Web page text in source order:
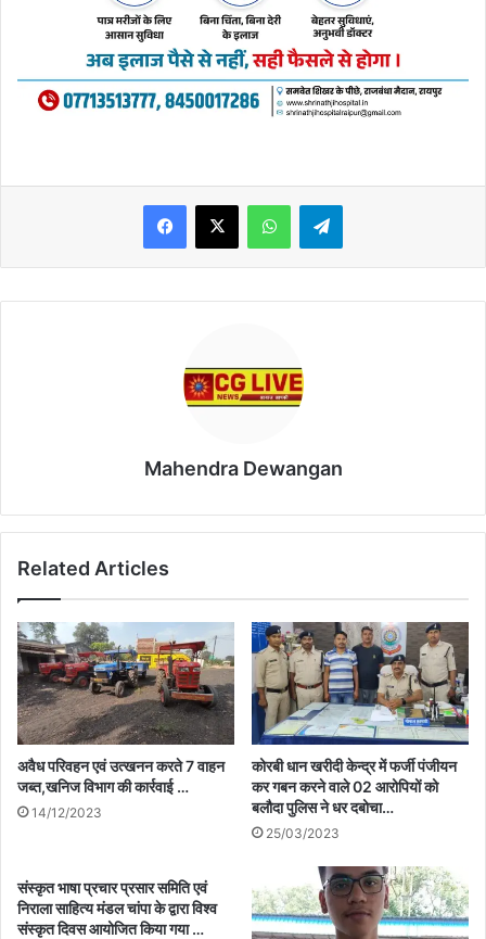
WhatsAppTelegram
Mahendra Dewangan
Related Articles
अवैध परिवहन एवं उत्खनन करते 7 वाहन
जब्त,खनिज विभाग की कार्रवाई …
14/12/2023
कोरबी धान खरीदी केन्द्र में फर्जी पंजीयन
कर गबन करने वाले 02 आरोपियों को
बलौदा पुलिस ने धर दबोचा…
25/03/2023
संस्कृत भाषा प्रचार प्रसार समिति एवं
निराला साहित्य मंडल चांपा के द्वारा विश्व
संस्कृत दिवस आयोजित किया गया …